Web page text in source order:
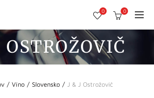
0 0
OSTROŽOVIČ
Víno Slovensko J & J Ostrožovič